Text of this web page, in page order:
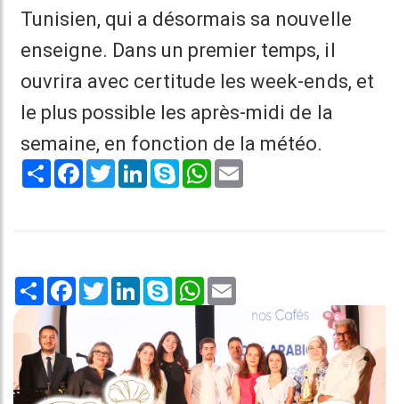
Tunisien, qui a désormais sa nouvelle
enseigne. Dans un premier temps, il
ouvrira avec certitude les week-ends, et
le plus possible les après-midi de la
semaine, en fonction de la météo.
Share Facebook
TwitterLinkedInSkype WhatsApp
Share Facebook
TwitterLinkedInSkype WhatsApp